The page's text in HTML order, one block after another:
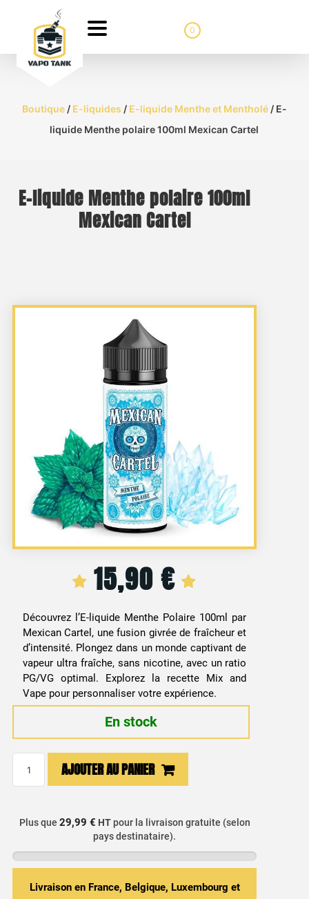
0
Boutique/ E-liquides / E-liquide Menthe et Mentholé/ E-
liquide Menthe polaire 100ml Mexican Cartel
E-liquide Menthe polaire 100ml
Mexican Cartel
15,90€
Découvrez l’E-liquide Menthe Polaire 100ml par
Mexican Cartel, une fusion givrée de fraîcheur et
d’intensité. Plongez dans un monde captivant de
vapeur ultra fraîche, sans nicotine, avec un ratio
PG/VG optimal. Explorez la recette Mix and
Vape pour personnaliser votre expérience.
En stock
Menthe
100ml
Mexican
AJOUTER AU PANIER
Plus que 29,99 € HTpour la livraison gratuite (selon
pays destinataire).
Livraison en France, Belgique, Luxembourg et